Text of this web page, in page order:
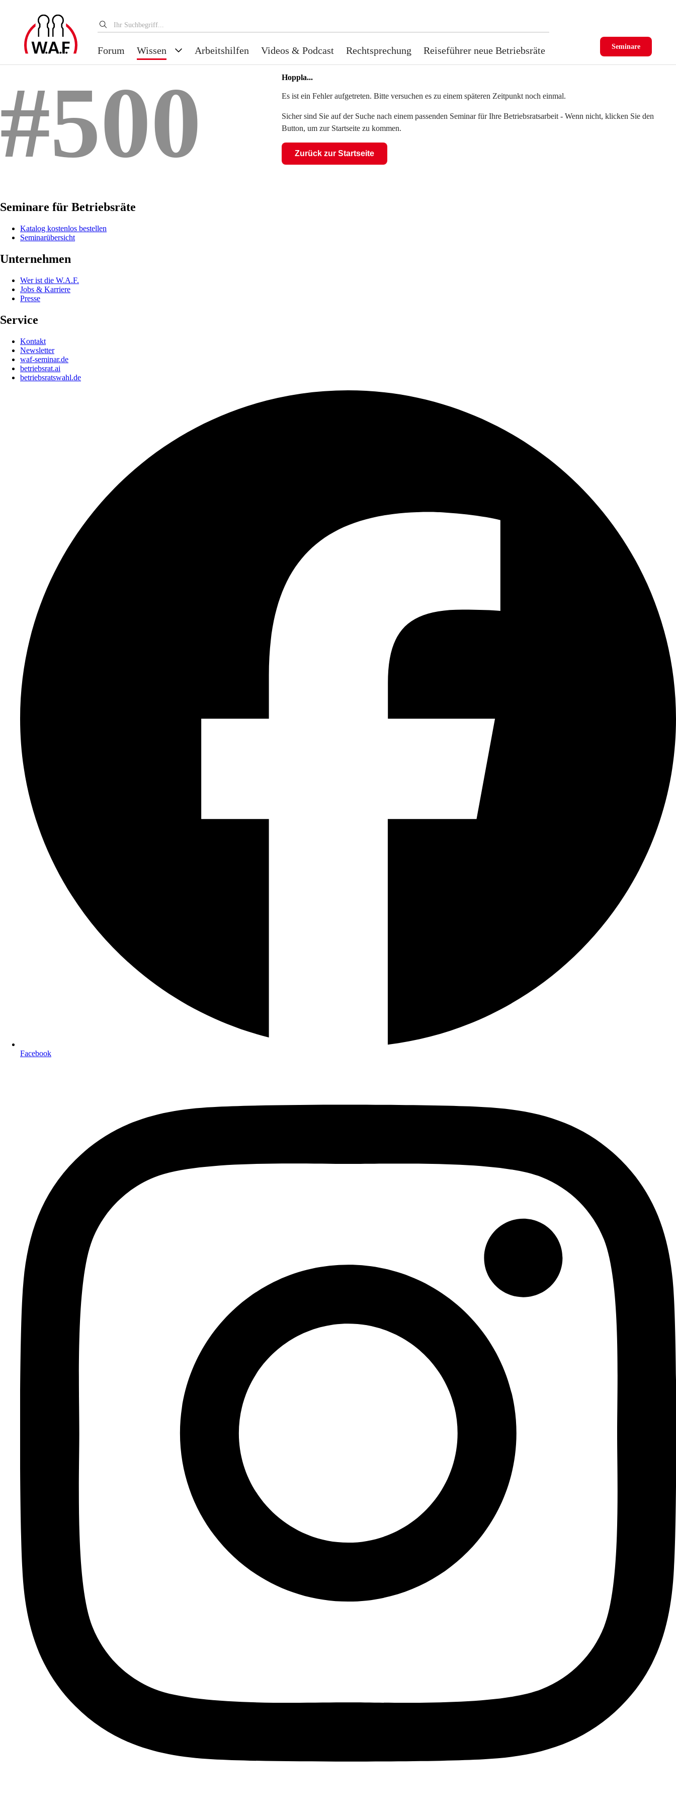
Forum Wissen Arbeitshilfen Videos & Podcast Rechtsprechung Reiseführer neue Betriebsräte Seminare
#500 Hoppla...
Es ist ein Fehler aufgetreten. Bitte versuchen es zu einem späteren Zeitpunkt noch einmal.
Sicher sind Sie auf der Suche nach einem passenden Seminar für Ihre Betriebsratsarbeit - Wenn nicht, klicken Sie den
Button, um zur Startseite zu kommen.
Zurück zur Startseite
Seminare für Betriebsräte
Katalog kostenlos bestellen
Seminarübersicht
Unternehmen
Wer ist die W.A.F.
Jobs & Karriere
Presse
Service
Kontakt
Newsletter
waf-seminar.de
betriebsrat.ai
betriebsratswahl.de
Facebook